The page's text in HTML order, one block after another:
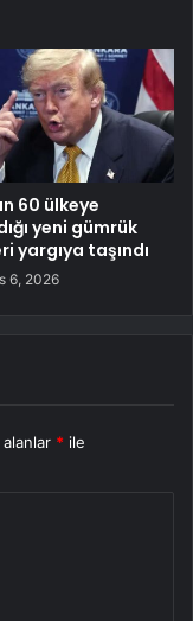
60 ülkeye
yeni gümrük
yargıya taşındı
6, 2026
* ile